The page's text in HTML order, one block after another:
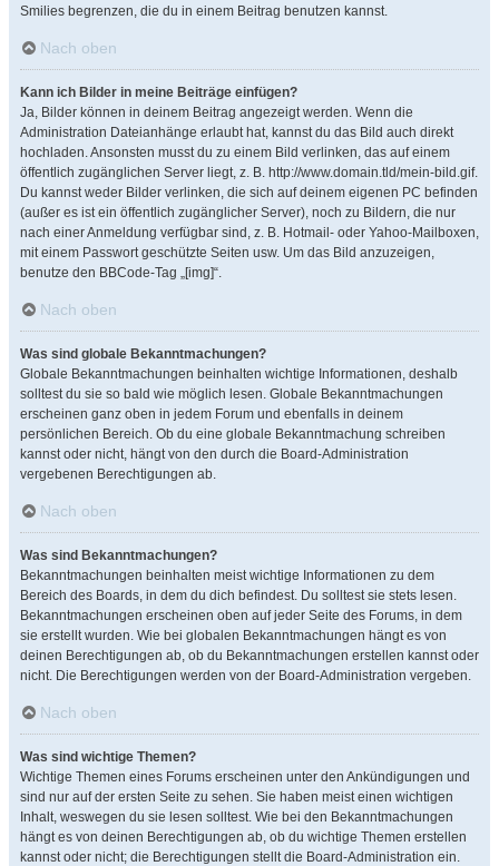
Smilies begrenzen, die du in einem Beitrag benutzen kannst.
Nach oben
Kann ich Bilder in meine Beiträge einfügen?
Ja, Bilder können in deinem Beitrag angezeigt werden. Wenn die
Administration Dateianhänge erlaubt hat, kannst du das Bild auch direkt
hochladen. Ansonsten musst du zu einem Bild verlinken, das auf einem
öffentlich zugänglichen Server liegt, z. B. http://www.domain.tld/mein-bild.gif.
Du kannst weder Bilder verlinken, die sich auf deinem eigenen PC befinden
(außer es ist ein öffentlich zugänglicher Server), noch zu Bildern, die nur
nach einer Anmeldung verfügbar sind, z. B. Hotmail- oder Yahoo-Mailboxen,
mit einem Passwort geschützte Seiten usw. Um das Bild anzuzeigen,
benutze den BBCode-Tag „[img]“.
Nach oben
Was sind globale Bekanntmachungen?
Globale Bekanntmachungen beinhalten wichtige Informationen, deshalb
solltest du sie so bald wie möglich lesen. Globale Bekanntmachungen
erscheinen ganz oben in jedem Forum und ebenfalls in deinem
persönlichen Bereich. Ob du eine globale Bekanntmachung schreiben
kannst oder nicht, hängt von den durch die Board-Administration
vergebenen Berechtigungen ab.
Nach oben
Was sind Bekanntmachungen?
Bekanntmachungen beinhalten meist wichtige Informationen zu dem
Bereich des Boards, in dem du dich befindest. Du solltest sie stets lesen.
Bekanntmachungen erscheinen oben auf jeder Seite des Forums, in dem
sie erstellt wurden. Wie bei globalen Bekanntmachungen hängt es von
deinen Berechtigungen ab, ob du Bekanntmachungen erstellen kannst oder
nicht. Die Berechtigungen werden von der Board-Administration vergeben.
Nach oben
Was sind wichtige Themen?
Wichtige Themen eines Forums erscheinen unter den Ankündigungen und
sind nur auf der ersten Seite zu sehen. Sie haben meist einen wichtigen
Inhalt, weswegen du sie lesen solltest. Wie bei den Bekanntmachungen
hängt es von deinen Berechtigungen ab, ob du wichtige Themen erstellen
kannst oder nicht; die Berechtigungen stellt die Board-Administration ein.